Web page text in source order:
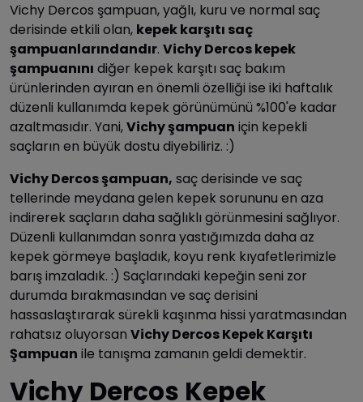
Vichy Dercos şampuan, yağlı, kuru ve normal saç
derisinde etkili olan, kepek karşıtı saç
şampuanlarındandır. Vichy Dercos kepek
şampuanını diğer kepek karşıtı saç bakım
ürünlerinden ayıran en önemli özelliği ise iki haftalık
düzenli kullanımda kepek görünümünü %100'e kadar
azaltmasıdır. Yani,Vichy şampuan için kepekli
saçların en büyük dostu diyebiliriz. :)
Vichy Dercos şampuan, saç derisinde ve saç
tellerinde meydana gelen kepek sorununu en aza
indirerek saçların daha sağlıklı görünmesini sağlıyor.
Düzenli kullanımdan sonra yastığımızda daha az
kepek görmeye başladık, koyu renk kıyafetlerimizle
barış imzaladık. :) Saçlarındaki kepeğin seni zor
durumda bırakmasından ve saç derisini
hassaslaştırarak sürekli kaşınma hissi yaratmasından
rahatsız oluyorsan Vichy Dercos Kepek Karşıtı
Şampuan ile tanışma zamanın geldi demektir.
Vichy Dercos Kepek